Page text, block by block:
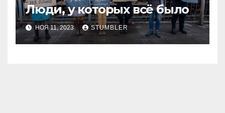
Люди, у которых всё было
НОЯ 11, 2023 STUMBLER